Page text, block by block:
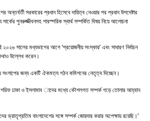
অন্তর্বর্তী সরকারের প্রধান হিসেবে দায়িত্ব নেওয়ার পর প্রধান উপদেষ্টার
সার্কের পুনরুজ্জীবনসহ পারস্পরিক স্বার্থ সম্পর্কিত বিষয় নিয়ে আলোচনা
সালের মধ্যভাগের আগে ‘প্রয়োজনীয় সংস্কার’ এবং সাধারণ নির্বাচন
উল্লেখ করেন।
সংলাপের জন্য একটি ঐকমত্য গঠন কমিশনের নেতৃত্ব দিচ্ছেন।
শরিফ ঢাকা ও ইসলামাব াদের মধ্যে কৌশলগত সম্পর্ক গড়ে তোলার আহ্বান
ভ্রাতৃপ্রতিম বাংলাদেশের সঙ্গে সম্পর্ক জোরদার করার অপেক্ষায় রয়েছি।’